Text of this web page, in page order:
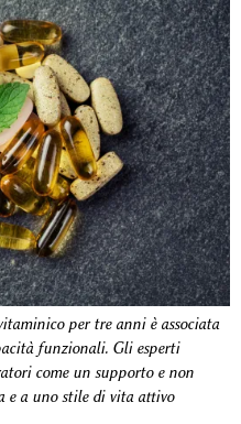
per tre anni è associata
funzionali. Gli esperti
come un supporto e non
e a uno stile di vita attivo